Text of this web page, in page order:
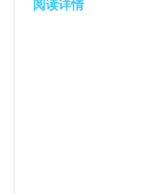
阅读详情